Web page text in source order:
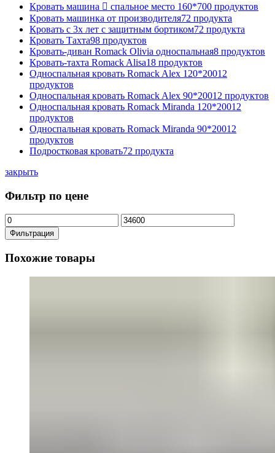
Кровать машина  спальное место 160*700 продуктов
Кровать машинка от производителя72 продукта
Кровать с 3х лет с защитным бортиком72 продукта
Кровать Тахта98 продуктов
Кровать-диван Romack Olivia односпальная8 продуктов
Кровать-тахта Romack Alisa18 продуктов
Односпальная кровать Romack Alex 120*20012
продуктов
Односпальная кровать Romack Alex 90*20012 продуктов
Односпальная кровать Romack Miranda 120*20012
продуктов
Односпальная кровать Romack Miranda 90*20012
продуктов
Подростковая кровать72 продукта
закрыть
Фильтр по цене
Минимальная
цена
Максимальная
цена
Фильтрация
Похожие товары